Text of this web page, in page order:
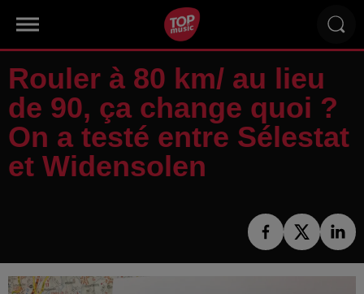
Rouler à 80 km/ au lieu
de 90, ça change quoi ?
On a testé entre Sélestat
et Widensolen